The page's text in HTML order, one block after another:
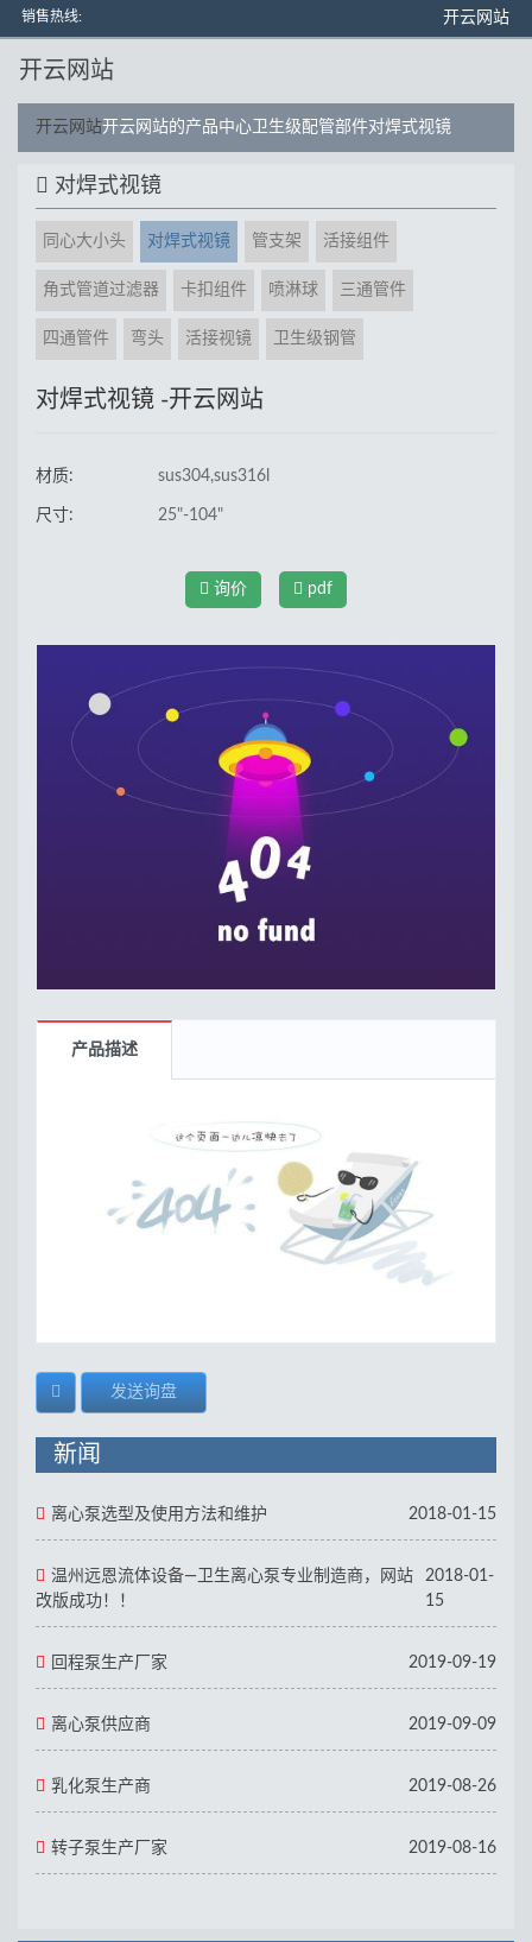
销售热线: 开云网站
开云网站
开云网站开云网站的产品中心 卫生级配管部件对焊式视镜
对焊式视镜
同心大小头 对焊式视镜 管支架 活接组件
角式管道过滤器 卡扣组件 喷淋球 三通管件
四通管件 弯头 活接视镜 卫生级钢管
对焊式视镜 -开云网站
材质: sus304,sus316l
尺寸: 25"-104"
询价 pdf
产品描述
发送询盘
新闻
离心泵选型及使用方法和维护 2018-01-15
温州远恩流体设备—卫生离心泵专业制造商，网站
改版成功！！
2018-01-
15
回程泵生产厂家 2019-09-19
离心泵供应商 2019-09-09
乳化泵生产商 2019-08-26
转子泵生产厂家 2019-08-16